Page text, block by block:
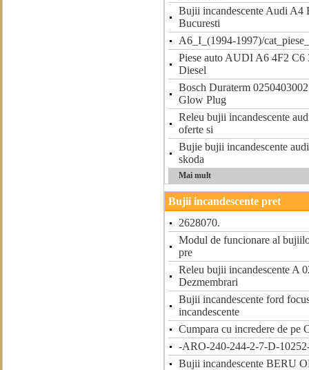
Bujii incandescente Audi A4
Bucuresti
A6_I_(1994-1997)/
Piese auto AUDI A6 4F2 C6
Diesel
Bosch Duraterm
Glow Plug
Releu bujii incandescente
oferte si
Bujie bujii incandescente
skoda
Mai mult
Bujii incandescente pret
2628070.
Modul de funcionare al
pre
Releu bujii incandescente A
Dezmembrari
Bujii incandescente ford
incandescente
Cumpara cu incredere de pe
-ARO-240-244-2-7-D-
Bujii incandescente BERU